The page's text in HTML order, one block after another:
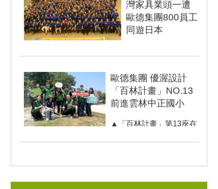
灣家具業頭一遭
歐德集團800員工
同遊日本
灣家居領導品牌歐
德...
歐德集團 優渥設計
「百林計畫」NO.13
前進雲林中正國小
▲「百林計畫」第13座在
陳國甫(前排右一)率領團
各...